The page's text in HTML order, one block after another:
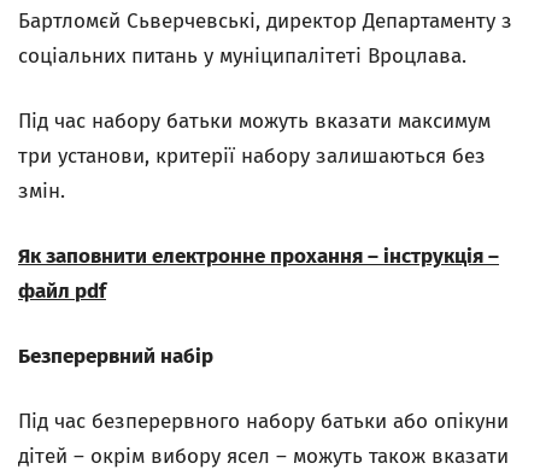
Бартломєй Сьверчевські, директор Департаменту з
соціальних питань у муніципалітеті Вроцлава.
Під час набору батьки можуть вказати максимум
три установи, критерії набору залишаються без
змін.
Як заповнити електронне прохання – інструкція –
файл pdf
Безперервний набір
Під час безперервного набору батьки або опікуни
дітей – окрім вибору ясел – можуть також вказати